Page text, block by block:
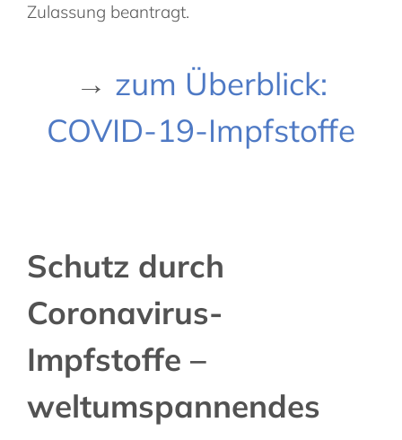
Zulassung beantragt.
→ zum Überblick:
COVID-19-Impfstoffe
Schutz durch
Coronavirus-
Impfstoffe –
weltumspannendes